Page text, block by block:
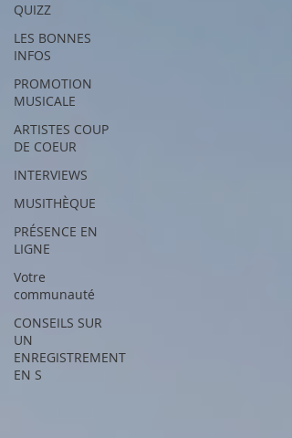
QUIZZ
LES BONNES
INFOS
PROMOTION
MUSICALE
ARTISTES COUP
DE COEUR
INTERVIEWS
MUSITHÈQUE
PRÉSENCE EN
LIGNE
Votre
communauté
CONSEILS SUR
UN
ENREGISTREMENT
EN S